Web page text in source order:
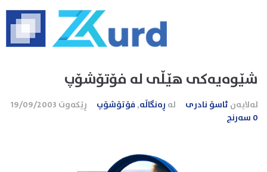
شێوه‌یه‌كی هێڵی له فۆتۆشۆپ
لەلایەن ئاسۆ نادری لە ڕەنگاڵە,فۆتۆشۆپ ڕێکەوت 19/09/2003
0 سەرنج